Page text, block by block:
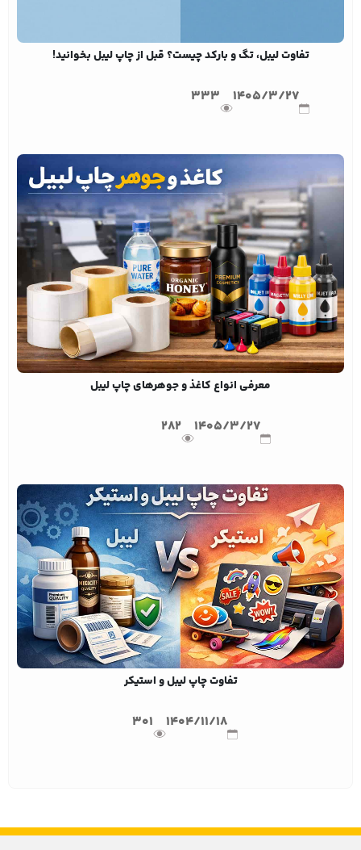
تفاوت لیبل، تگ و بارکد چیست؟ قبل از چاپ لیبل بخوانید!
1405/3/27
333
معرفی انواع کاغذ و جوهرهای چاپ لیبل
1405/3/27
282
تفاوت چاپ لیبل و استیکر
1404/11/18
301